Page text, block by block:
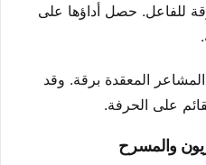
علامة فارقة للفاعل. حصل أداؤها على
المعقدة برقة. وقد
والمسرح